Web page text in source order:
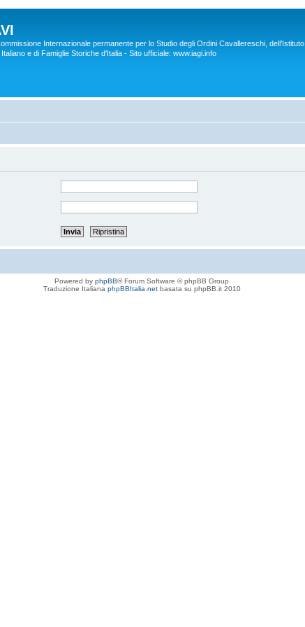
Internazionale permanente per lo Studio degli Ordini Cavallereschi, dell’Istituto
e di Famiglie Storiche d'Italia - Sito ufficiale: www.iagi.info
Powered by phpBB® Forum Software © phpBB Group
Traduzione Italiana phpBBItalia.netbasata su phpBB.it 2010